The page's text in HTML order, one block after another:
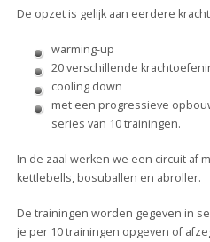
De opzet is gelijk aan eerdere
warming-up
20 verschillende
cooling down
met een progressieve
series van 10 trainingen.
In de zaal werken we een circuit af
kettlebells, bosuballen en abroller.
De trainingen worden gegeven in
je per 10 trainingen opgeven of